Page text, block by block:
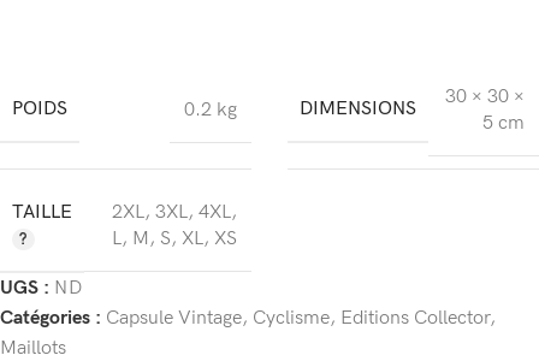
POIDS 0.2 kg DIMENSIONS
30 × 30 ×
5 cm
TAILLE 2XL, 3XL, 4XL,
L, M, S, XL, XS
UGS : ND
Catégories : Capsule Vintage, Cyclisme, Editions Collector,
Maillots